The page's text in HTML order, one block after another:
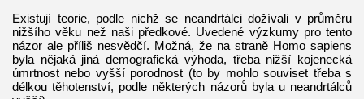
Existují teorie, podle nichž se neandrtálci dožívali v průměru
nižšího věku než naši předkové. Uvedené výzkumy pro tento
názor ale příliš nesvědčí. Možná, že na straně Homo sapiens
byla nějaká jiná demografická výhoda, třeba nižší kojenecká
úmrtnost nebo vyšší porodnost (to by mohlo souviset třeba s
délkou těhotenství, podle některých názorů byla u neandrtálců